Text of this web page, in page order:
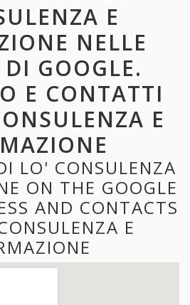
E
NELLE
GOOGLE.
E CONTATTI
E
LO' CONSULENZA
ON THE GOOGLE
AND CONTACTS
E